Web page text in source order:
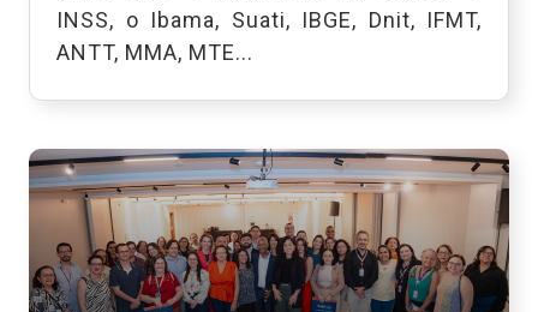
INSS, o Ibama, Suati, IBGE, Dnit, IFMT,
ANTT, MMA, MTE...